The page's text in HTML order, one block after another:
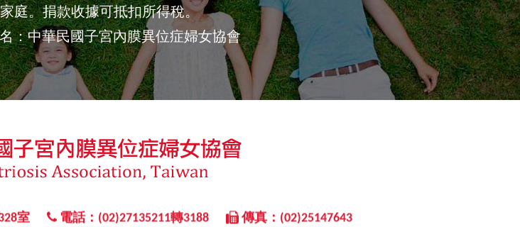
庭。捐款收據可抵扣所得稅。
：中華民國子宮內膜異位症婦女協會
室 電話：(02)27135211轉3188 傳真：(02)25147643